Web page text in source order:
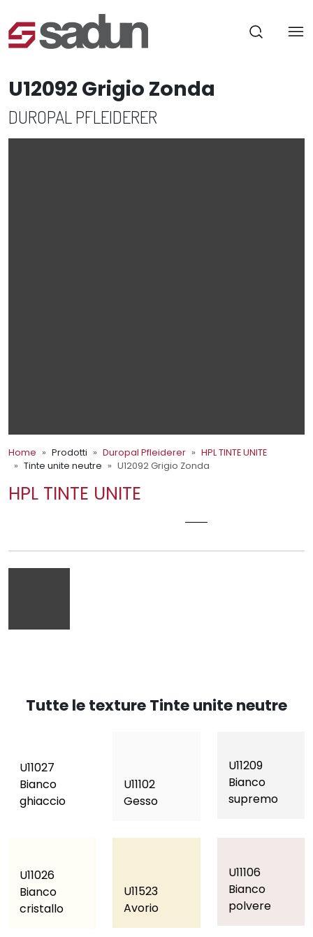
U12092 Grigio Zonda
DUROPAL PFLEIDERER
Home Prodotti Duropal Pfleiderer
HPL TINTE UNITE
Tinte unite neutre
U12092 Grigio Zonda
HPL TINTE UNITE
Tutte le texture Tinte unite neutre
U11027
Bianco
ghiaccio
U11102
Gesso
U11209
Bianco
supremo
U11026
Bianco
cristallo
U11523
Avorio
U11106
Bianco
polvere